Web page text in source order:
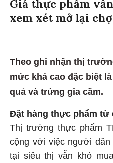
xem xét mở lại
Theo ghi nhận thị
mức khá cao đặc biệt
quả và trứng gia cầm.
Đặt hàng thực phẩm từ
Thị trường thực phẩm
cộng với việc người
tại siêu thị vẫn khó